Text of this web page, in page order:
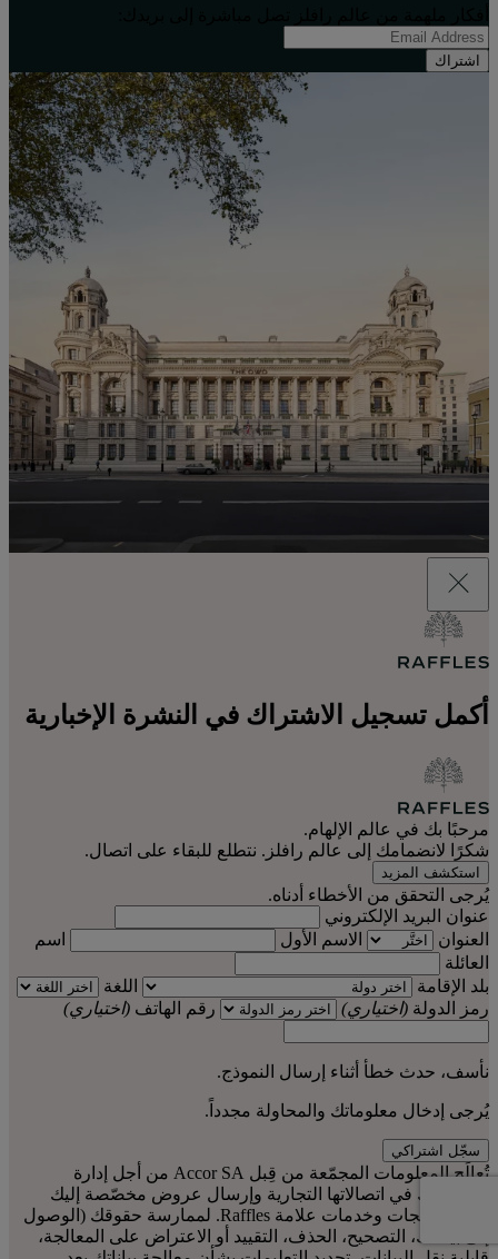
اشتراك
أكمل تسجيل الاشتراك في النشرة الإخبارية
مرحبًا بك في عالم الإلهام.
شكرًا لانضمامك إلى عالم رافلز. نتطلع للبقاء على اتصال.
استكشف المزيد
يُرجى التحقق من الأخطاء أدناه.
عنوان البريد الإلكتروني
العنوان
الاسم الأول
اسم
العائلة
بلد الإقامة
اللغة
رمز الدولة (اختياري) رقم الهاتف (اختياري)
نأسف، حدث خطأ أثناء إرسال النموذج.
يُرجى إدخال معلوماتك والمحاولة مجدداً.
سجّل اشتراكي
تُعالَج المعلومات المجمّعة من قِبل Accor SA من أجل إدارة
اشتراكاتك في اتصالاتها التجارية وإرسال عروض مخصّصة إليك
تتعلق بمنتجات وخدمات علامة Raffles. لممارسة حقوقك (الوصول
إلى بياناتك، التصحيح، الحذف، التقييد أو الاعتراض على المعالجة،